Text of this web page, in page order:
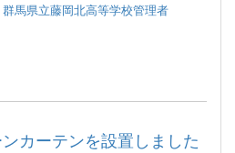
群馬県立藤岡北高等学校管理者
カーテンを設置しました